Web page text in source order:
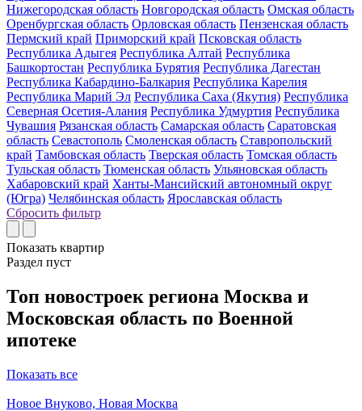
Нижегородская область Новгородская область Омская область
Оренбургская область Орловская область Пензенская область
Пермский край Приморский край Псковская область
Республика Адыгея Республика Алтай Республика
Башкортостан Республика Бурятия Республика Дагестан
Республика Кабардино-Балкария Республика Карелия
Республика Марий Эл Республика Саха (Якутия) Республика
Северная Осетия-Алания Республика Удмуртия Республика
Чувашия Рязанская область Самарская область Саратовская
область Севастополь Смоленская область Ставропольский
край Тамбовская область Тверская область Томская область
Тульская область Тюменская область Ульяновская область
Хабаровский край Ханты-Мансийский автономный округ
(Югра) Челябинская область Ярославская область
Сбросить фильтр
Показать квартир
Раздел пуст
Топ новостроек региона Москва и
Московская область по Военной
ипотеке
Показать все
Новое Внуково, Новая Москва